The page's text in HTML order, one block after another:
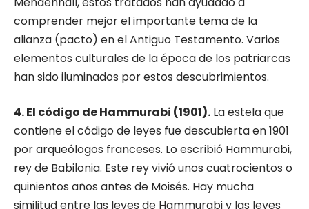
comprender mejor el importante tema de la
alianza (pacto) en el Anti­guo Testamento. Varios
elementos culturales de la época de los patriarcas
han sido iluminados por estos descubrimientos.
4. El código de Hammurabi (1901). La estela que
contiene el código de leyes fue descubierta en 1901
por arqueólogos franceses. Lo escribió Hammurabi,
rey de Babilonia. Este rey vivió unos cuatrocientos o
quinientos años antes de Moisés. Hay mucha
similitud entre las leyes de Hammurabi y las leyes